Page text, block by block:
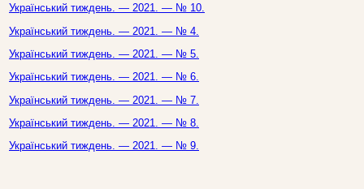
Український тиждень. — 2021. — № 10.
Український тиждень. — 2021. — № 4.
Український тиждень. — 2021. — № 5.
Український тиждень. — 2021. — № 6.
Український тиждень. — 2021. — № 7.
Український тиждень. — 2021. — № 8.
Український тиждень. — 2021. — № 9.